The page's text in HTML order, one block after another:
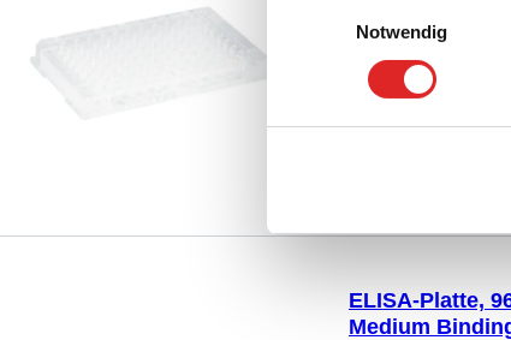
Notwendig
82.1581.200
frei, pyrogenfrei/
Vergleichen
ELISA-Platte,
Medium